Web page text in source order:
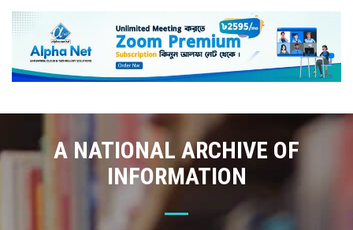
A NATIONAL ARCHIVE OF
INFORMATION